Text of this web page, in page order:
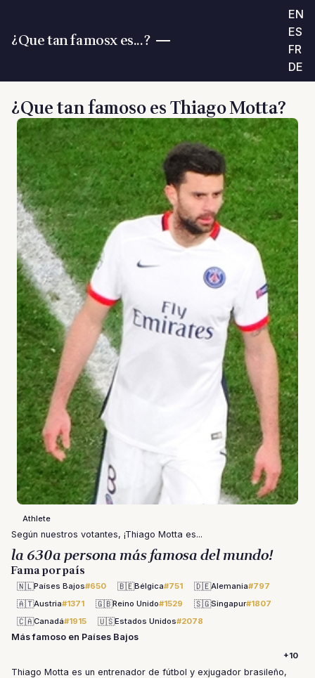
¿Que tan famosx es...?
EN
ES
FR
DE
¿Que tan famoso es Thiago Motta?
Athlete
Según nuestros votantes, ¡Thiago Motta es...
la 630a persona más famosa del mundo!
Fama por país
🇳🇱Países Bajos#650 🇧🇪Bélgica#751 🇩🇪Alemania#797
🇦🇹Austria#1371 🇬🇧Reino Unido#1529 🇸🇬Singapur#1807
🇨🇦Canadá#1915 🇺🇸Estados Unidos#2078
Más famoso en Países Bajos
+10
Thiago Motta es un entrenador de fútbol y exjugador brasileño,